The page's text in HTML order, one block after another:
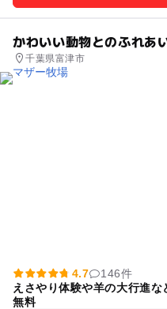
かわいい動物とのふれあ
千葉県富津市
4.7
146件
えさやり体験や羊の大行進
無料